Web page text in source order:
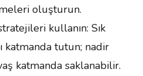
oluşturun.
kullanın: Sık
katmanda tutun; nadir
katmanda saklanabilir.